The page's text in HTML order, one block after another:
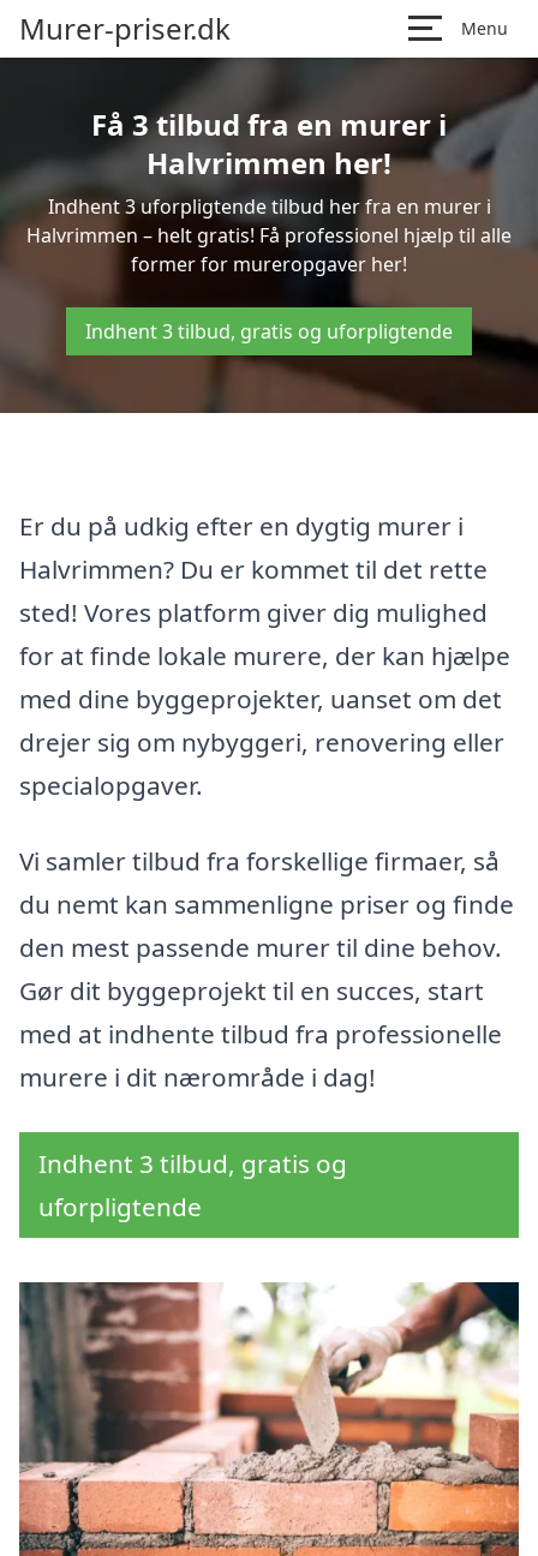
Murer-priser.dk Menu
Få 3 tilbud fra en murer i
Halvrimmen her!
Indhent 3 uforpligtende tilbud her fra en murer i
Halvrimmen – helt gratis! Få professionel hjælp til alle
former for mureropgaver her!
Indhent 3 tilbud, gratis og uforpligtende
Er du på udkig efter en dygtig murer i
Halvrimmen? Du er kommet til det rette
sted! Vores platform giver dig mulighed
for at finde lokale murere, der kan hjælpe
med dine byggeprojekter, uanset om det
drejer sig om nybyggeri, renovering eller
specialopgaver.
Vi samler tilbud fra forskellige firmaer, så
du nemt kan sammenligne priser og finde
den mest passende murer til dine behov.
Gør dit byggeprojekt til en succes, start
med at indhente tilbud fra professionelle
murere i dit nærområde i dag!
Indhent 3 tilbud, gratis og
uforpligtende